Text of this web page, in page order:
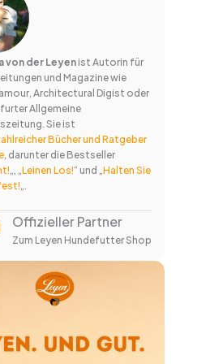
von der Leyenist Autorin für
und Magazine wie
Architectural Digist oder
Allgemeine
Sie ist
Bücher und Ratgeber
, darunter die Bestseller
„, „Leinen Los!“ und „Halten Sie
Offizieller Partner
Zum Leyen Hundefutter Shop